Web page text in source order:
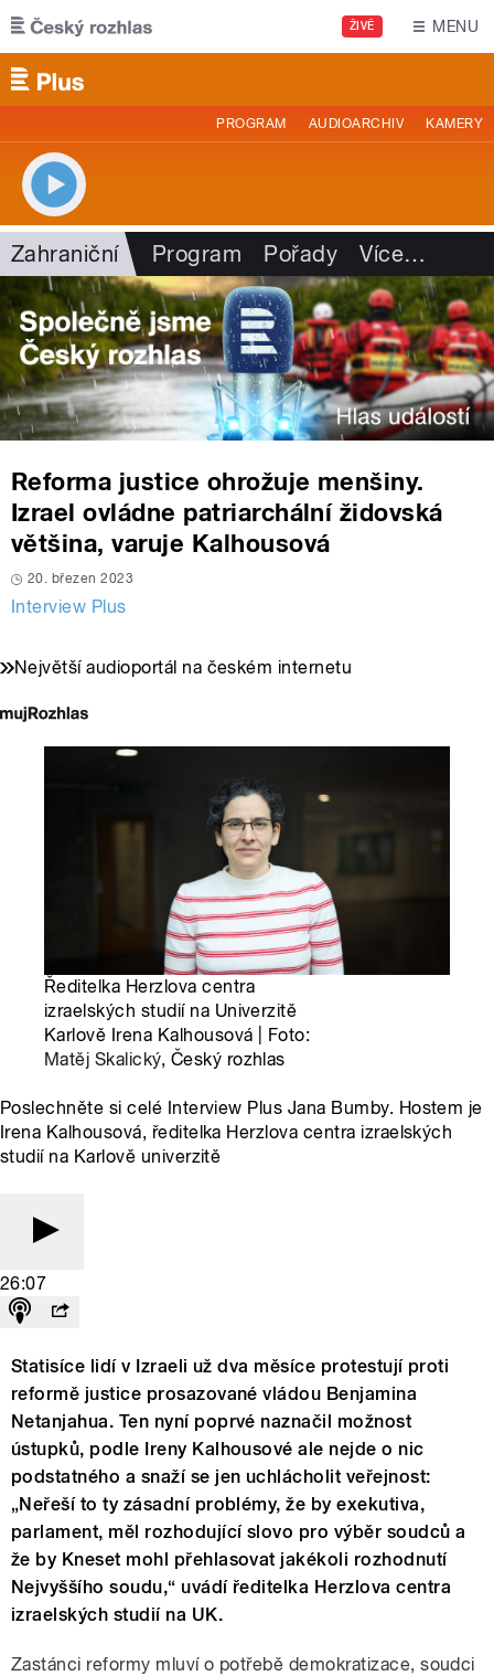
Přejít k hlavnímu obsahu
ŽIVĚ MENU
PROGRAM AUDIOARCHIV KAMERY
Zahraniční Program Pořady Více…
Reforma justice ohrožuje menšiny.
Izrael ovládne patriarchální židovská
většina, varuje Kalhousová
20. březen 2023
Interview Plus
Největší audioportál na českém internetu
Ředitelka Herzlova centra
izraelských studií na Univerzitě
Karlově Irena Kalhousová | Foto:
Matěj Skalický, Český rozhlas
Poslechněte si celé Interview Plus Jana Bumby. Hostem je
Irena Kalhousová, ředitelka Herzlova centra izraelských
studií na Karlově univerzitě
26:07
Statisíce lidí v Izraeli už dva měsíce protestují proti
reformě justice prosazované vládou Benjamina
Netanjahua. Ten nyní poprvé naznačil možnost
ústupků, podle Ireny Kalhousové ale nejde o nic
podstatného a snaží se jen uchlácholit veřejnost:
„Neřeší to ty zásadní problémy, že by exekutiva,
parlament, měl rozhodující slovo pro výběr soudců a
že by Kneset mohl přehlasovat jakékoli rozhodnutí
Nejvyššího soudu,“ uvádí ředitelka Herzlova centra
izraelských studií na UK.
Zastánci reformy mluví o potřebě demokratizace, soudci